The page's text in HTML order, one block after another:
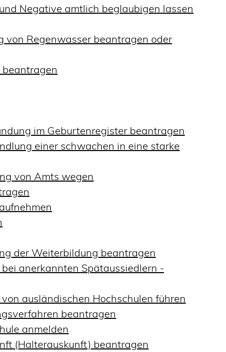
Negative amtlich beglaubigen lassen
Regenwasser beantragen oder
im Geburtenregister beantragen
einer schwachen in eine starke
von Amts wegen
der Weiterbildung beantragen
anerkannten Spätaussiedlern -
ausländischen Hochschulen führen
beantragen
anmelden
(Halterauskunft) beantragen